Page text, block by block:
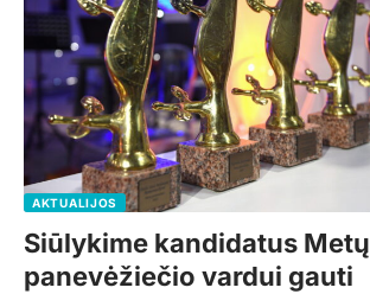
AKTUALIJOS
Siūlykime kandidatus Metų
panevėžiečio vardui gauti